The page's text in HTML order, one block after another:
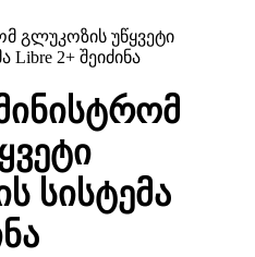
გლუკოზის უწყვეტი
Libre 2+ შეიძინა
სისტემა